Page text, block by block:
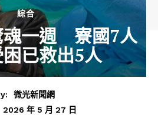
綜合
魂一週 寮國7人
已救出5人
微光新聞網
2026 年 5 月 27 日